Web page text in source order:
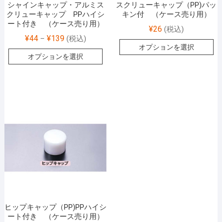
シャインキャップ・アルミス
クリューキャップ PPハイシ
ート付き （ケース売り用）
¥44 –¥139 (税込)
オプションを選択
スクリューキャップ（PP)パッ
キン付 （ケース売り用）
¥26 (税込)
オプションを選択
ヒップキャップ（PP)PPハイシ
ート付き （ケース売り用）